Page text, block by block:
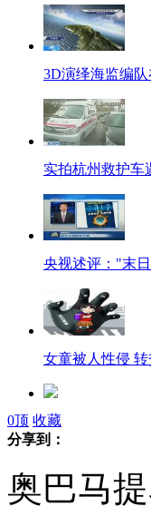
3D演绎海监编
实拍杭州救护
央视述评："末
女童被人性侵
温州一小学600
印度男子树上
0顶 收藏
分享到：
奥巴马